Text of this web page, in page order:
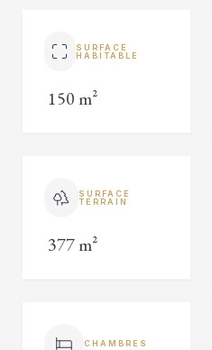
SURFACE
HABITABLE
150 m²
SURFACE
TERRAIN
377 m²
CHAMBRES